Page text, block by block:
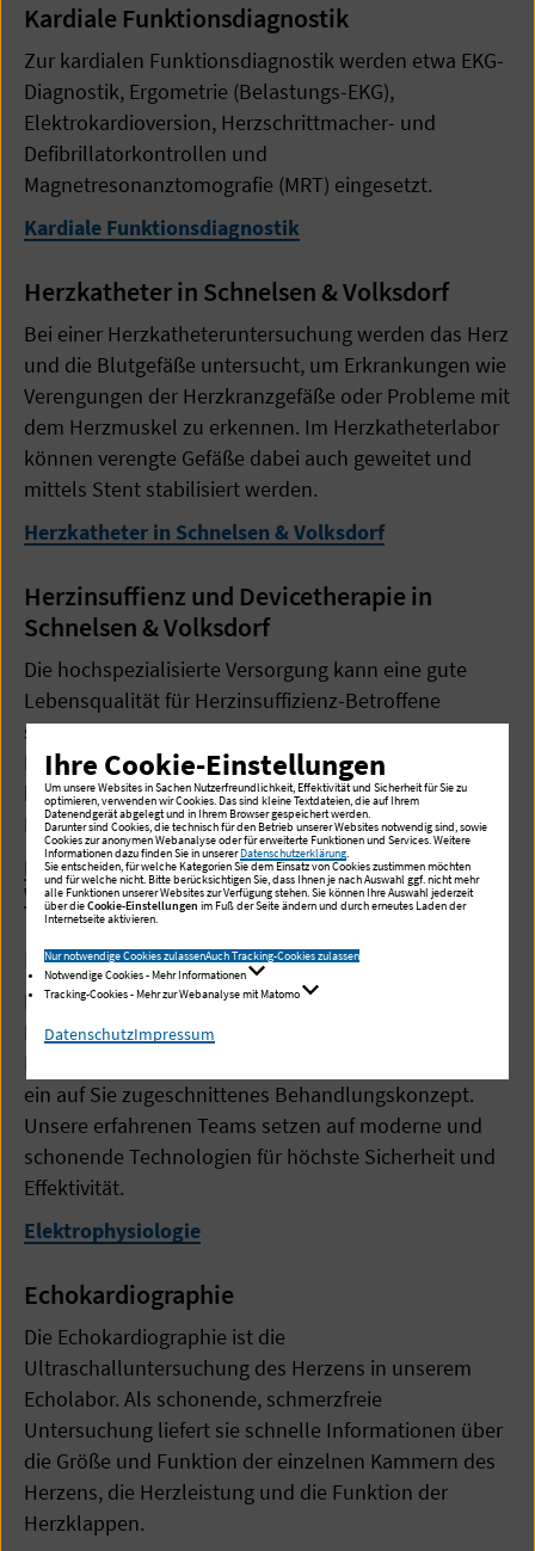
Kardiale Funktionsdiagnostik
Zur kardialen Funktionsdiagnostik werden etwa EKG-
Diagnostik, Ergometrie (Belastungs-EKG),
Elektrokardioversion, Herzschrittmacher- und
Defibrillatorkontrollen und
Magnetresonanztomografie (MRT) eingesetzt.
Kardiale Funktionsdiagnostik
Herzkatheter in Schnelsen & Volksdorf
Bei einer Herzkatheteruntersuchung werden das Herz
und die Blutgefäße untersucht, um Erkrankungen wie
Verengungen der Herzkranzgefäße oder Probleme mit
dem Herzmuskel zu erkennen. Im Herzkatheterlabor
können verengte Gefäße dabei auch geweitet und
mittels Stent stabilisiert werden.
Herzkatheter in Schnelsen & Volksdorf
Herzinsuffienz und Devicetherapie in
Schnelsen & Volksdorf
Die hochspezialisierte Versorgung kann eine gute
Lebensqualität für Herzinsuffizienz-Betroffene
sicherstellen. Die Behandlung umfasst
Herzschrittmacher und Defibrillatoren bis hin zur
kardialen Resynchronisationsbehandlung (CRT) oder
Kunstherzimplantation (LVAD).
Herzinsuffienz und Devicetherapie in Schnelsen &
Volksdorf
Elektrophysiologie
Die Elektrophysiologie ist spezialisiert auf die
Diagnostik und Therapie von
Herzrhythmusstörungen. Besonders wichtig ist uns
ein auf Sie zugeschnittenes Behandlungskonzept.
Unsere erfahrenen Teams setzen auf moderne und
schonende Technologien für höchste Sicherheit und
Effektivität.
Elektrophysiologie
Echokardiographie
Die Echokardiographie ist die
Ultraschalluntersuchung des Herzens in unserem
Echolabor. Als schonende, schmerzfreie
Untersuchung liefert sie schnelle Informationen über
die Größe und Funktion der einzelnen Kammern des
Herzens, die Herzleistung und die Funktion der
Herzklappen.
Ihre Cookie-Einstellungen
Um unsere Websites in Sachen Nutzerfreundlichkeit, Effektivität und Sicherheit für Sie zu
optimieren, verwenden wir Cookies. Das sind kleine Textdateien, die auf Ihrem
Datenendgerät abgelegt und in Ihrem Browser gespeichert werden.
Darunter sind Cookies, die technisch für den Betrieb unserer Websites notwendig sind, sowie
Cookies zur anonymen Webanalyse oder für erweiterte Funktionen und Services. Weitere
Informationen dazu finden Sie in unsererDatenschutzerklärung.
Sie entscheiden, für welche Kategorien Sie dem Einsatz von Cookies zustimmen möchten
und für welche nicht. Bitte berücksichtigen Sie, dass Ihnen je nach Auswahl ggf. nicht mehr
alle Funktionen unserer Websites zur Verfügung stehen. Sie können Ihre Auswahl jederzeit
über dieCookie-Einstellungen im Fuß der Seite ändern und durch erneutes Laden der
Internetseite aktivieren.
Nur notwendige Cookies zulassenAuch Tracking-Cookies zulassen
Notwendige Cookies - Mehr Informationen
Tracking-Cookies - Mehr zur Webanalyse mit Matomo
DatenschutzImpressum